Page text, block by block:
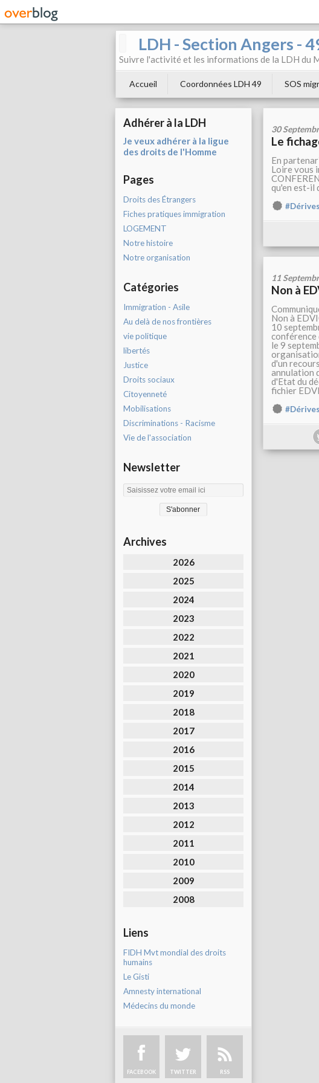
LDH - Section Angers -
Suivre l'activité et les informations de la LDH du
Accueil Coordonnées LDH 49 SOS
Adhérer à la LDH
Je veux adhérer à la ligue
des droits de l'Homme
Pages
Droits des Étrangers
Fiches pratiques immigration
LOGEMENT
Notre histoire
Notre organisation
Catégories
Immigration - Asile
Au delà de nos frontières
vie politique
libertés
Justice
Droits sociaux
Citoyenneté
Mobilisations
Discriminations - Racisme
Vie de l'association
Newsletter
Archives
2026
2025
2024
2023
2022
2021
2020
2019
2018
2017
2016
2015
2014
2013
2012
2011
2010
2009
2008
Liens
FIDH Mvt mondial des droits
humains
Le Gisti
Amnesty international
Médecins du monde
FACEBOOK TWITTER RSS
30
Le
En
Loire vous
qu'en est-il
11
Non à
Non à
10
conférence
le 9
d'un
annulation
d'Etat du
fichier